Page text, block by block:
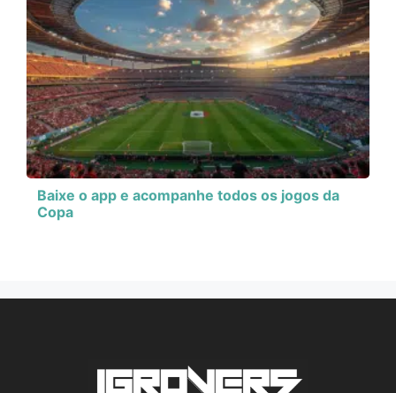
Baixe o app e acompanhe todos os jogos da
Copa